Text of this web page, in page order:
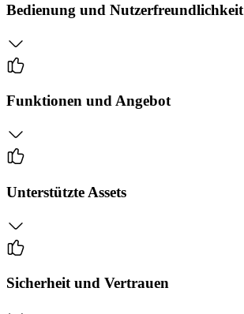
Bedienung und Nutzerfreundlichkeit
Funktionen und Angebot
Unterstützte Assets
Sicherheit und Vertrauen